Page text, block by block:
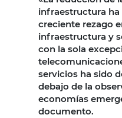
infraestructura
creciente rezago
infraestructura y
con la sola
servicios ha sido
debajo de la
economías
documento.